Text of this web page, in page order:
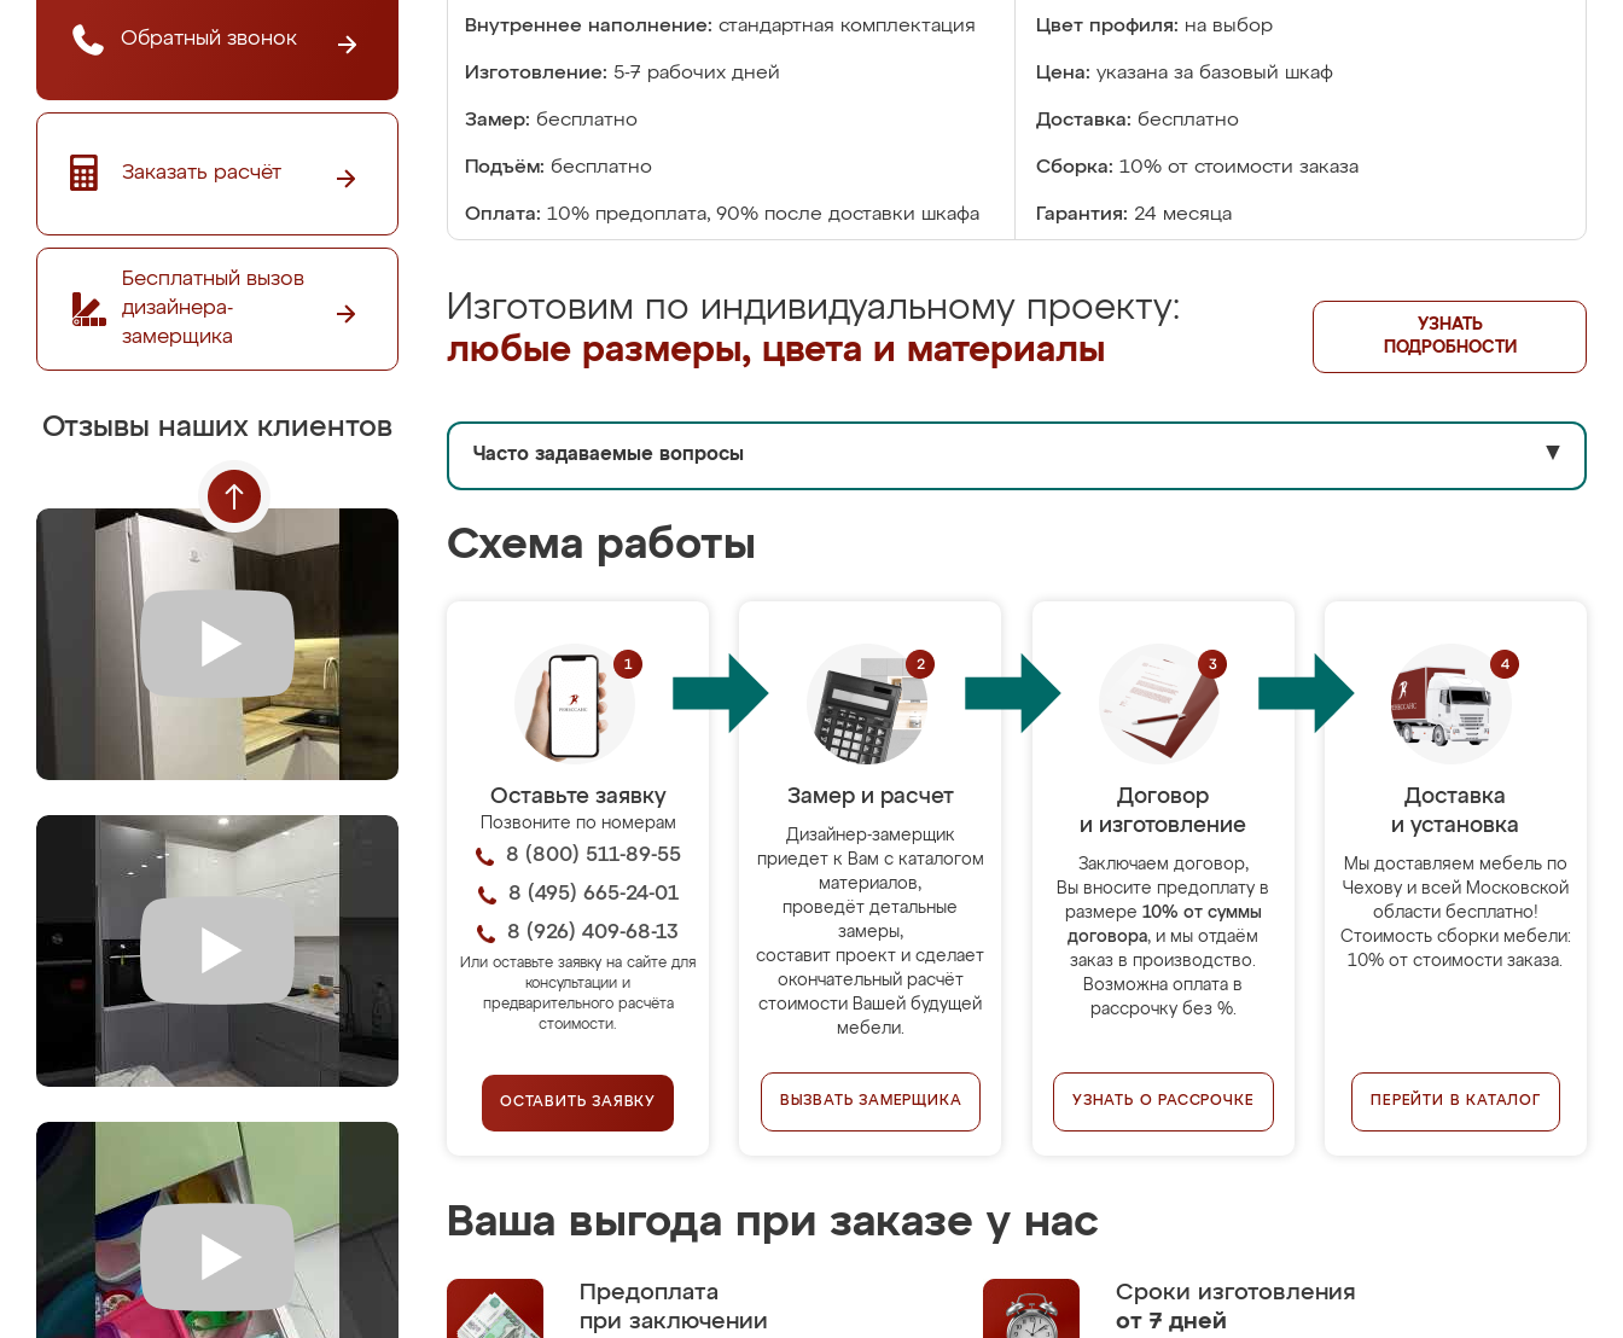
Обратный звонок
Заказать расчёт
Бесплатный вызов
дизайнера-
замерщика
Отзывы наших клиентов
Внутреннее наполнение: стандартная комплектация Цвет профиля: на выбор
Изготовление: 5-7 рабочих дней Цена: указана за базовый шкаф
Замер: бесплатно Доставка: бесплатно
Подъём: бесплатно Сборка: 10% от стоимости заказа
Оплата: 10% предоплата, 90% после доставки шкафа Гарантия: 24 месяца
Изготовим по индивидуальному проекту:
любые размеры, цвета и материалы
УЗНАТЬ
ПОДРОБНОСТИ
Часто задаваемые вопросы ▼
Схема работы
Оставьте заявку
Позвоните по номерам
8 (800) 511-89-55
8 (495) 665-24-01
8 (926) 409-68-13
Или оставьте заявку на сайте для
консультации и
предварительного расчёта
стоимости.
ОСТАВИТЬ ЗАЯВКУ
Замер и расчет
Дизайнер-замерщик
приедет к Вам с каталогом
материалов,
проведёт детальные
замеры,
составит проект и сделает
окончательный расчёт
стоимости Вашей будущей
мебели.
ВЫЗВАТЬ ЗАМЕРЩИКА
Договор
и изготовление
Заключаем договор,
Вы вносите предоплату в
размере 10% от суммы
договора, и мы отдаём
заказ в производство.
Возможна оплата в
рассрочку без %.
УЗНАТЬ О РАССРОЧКЕ
Доставка
и установка
Мы доставляем мебель по
Чехову и всей Московской
области бесплатно!
Стоимость сборки мебели:
10% от стоимости заказа.
ПЕРЕЙТИ В КАТАЛОГ
Ваша выгода при заказе у нас
Предоплата
при заключении
Сроки изготовления
от 7 дней